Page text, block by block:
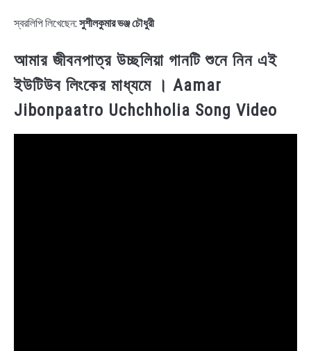
স্বরলিপি লিখেছেন: সুশীলকুমার ভঞ্জ চৌধুরী
আমার জীবনপাত্র উচ্ছলিয়া গানটি শুনে নিন এই
ইউটিউব লিংকের মাধ্যমে । Aamar
Jibonpaatro Uchchholia Song Video